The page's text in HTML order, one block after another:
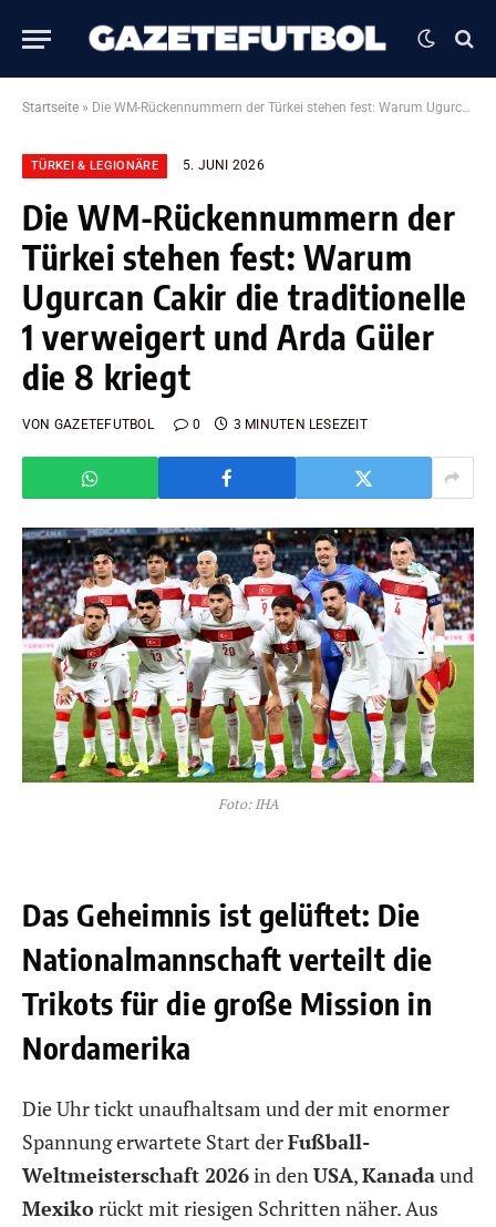
Startseite » Die WM-Rückennummern der Türkei stehen fest: Warum Ugurcan Cakir die traditionelle 1 verweigert und Arda Güler die 8 kriegt
TÜRKEI & LEGIONÄRE 5. JUNI 2026
Die WM-Rückennummern der
Türkei stehen fest: Warum
Ugurcan Cakir die traditionelle
1 verweigert und Arda Güler
die 8 kriegt
VON GAZETEFUTBOL 0 3 MINUTEN LESEZEIT
Foto: IHA
Das Geheimnis ist gelüftet: Die
Nationalmannschaft verteilt die
Trikots für die große Mission in
Nordamerika
Die Uhr tickt unaufhaltsam und der mit enormer
Spannung erwartete Start derFußball-
Weltmeisterschaft 2026in denUSA,Kanadaund
Mexikorückt mit riesigen Schritten näher. Aus